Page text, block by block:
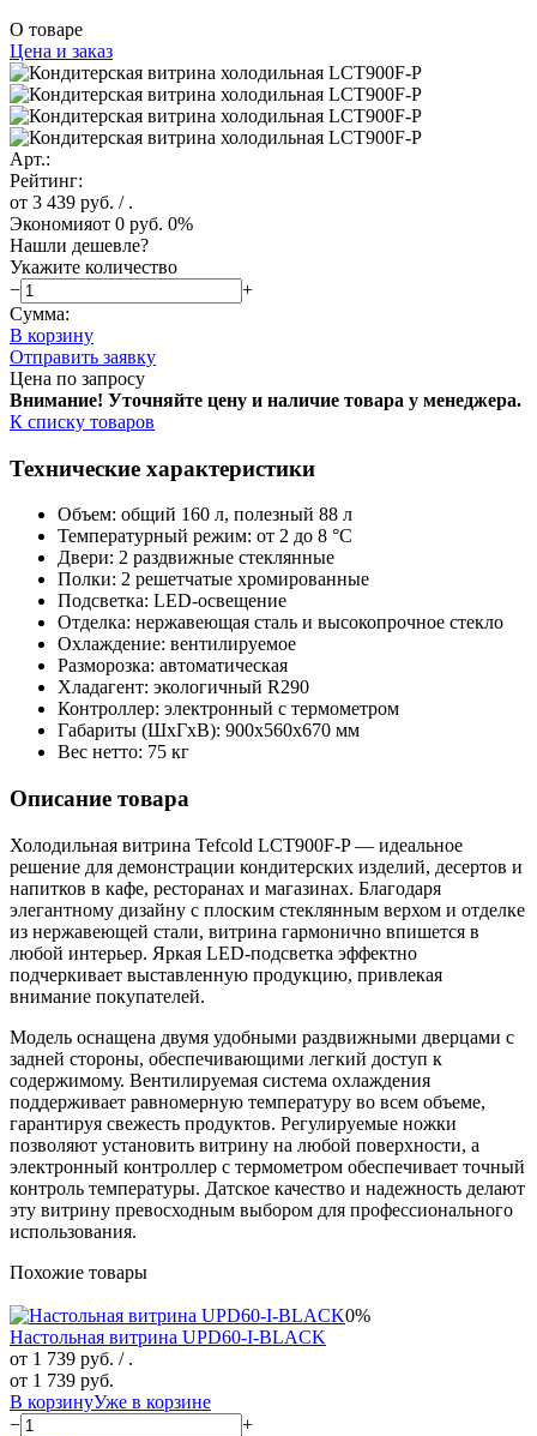
О товаре
Цена и заказ
Арт.:
Рейтинг:
от 3 439 руб. / .
Экономияот 0 руб. 0%
Нашли дешевле?
Укажите количество
−
+
Сумма:
В корзину
Отправить заявку
Цена по запросу
Внимание! Уточняйте цену и наличие товара у менеджера.
К списку товаров
Технические характеристики
Объем: общий 160 л, полезный 88 л
Температурный режим: от 2 до 8 °C
Двери: 2 раздвижные стеклянные
Полки: 2 решетчатые хромированные
Подсветка: LED-освещение
Отделка: нержавеющая сталь и высокопрочное стекло
Охлаждение: вентилируемое
Разморозка: автоматическая
Хладагент: экологичный R290
Контроллер: электронный с термометром
Габариты (ШxГxВ): 900x560x670 мм
Вес нетто: 75 кг
Описание товара
Холодильная витрина Tefcold LCT900F-P — идеальное
решение для демонстрации кондитерских изделий, десертов и
напитков в кафе, ресторанах и магазинах. Благодаря
элегантному дизайну с плоским стеклянным верхом и отделке
из нержавеющей стали, витрина гармонично впишется в
любой интерьер. Яркая LED-подсветка эффектно
подчеркивает выставленную продукцию, привлекая
внимание покупателей.
Модель оснащена двумя удобными раздвижными дверцами с
задней стороны, обеспечивающими легкий доступ к
содержимому. Вентилируемая система охлаждения
поддерживает равномерную температуру во всем объеме,
гарантируя свежесть продуктов. Регулируемые ножки
позволяют установить витрину на любой поверхности, а
электронный контроллер с термометром обеспечивает точный
контроль температуры. Датское качество и надежность делают
эту витрину превосходным выбором для профессионального
использования.
Похожие товары
0%
Настольная витрина UPD60-I-BLACK
от 1 739 руб. / .
от 1 739 руб.
В корзинуУже в корзине
−
+